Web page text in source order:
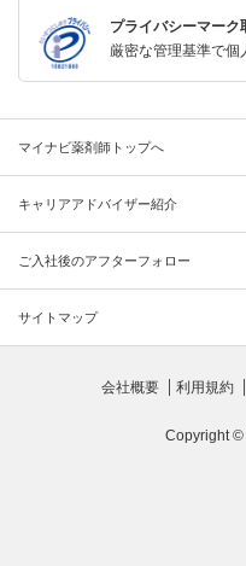
プライバシーマーク
厳密な管理基準で個
マイナビ薬剤師トップへ
キャリアアドバイザー紹介
ご入社後のアフターフォロー
サイトマップ
会社概要 利用規約
Copyright ©